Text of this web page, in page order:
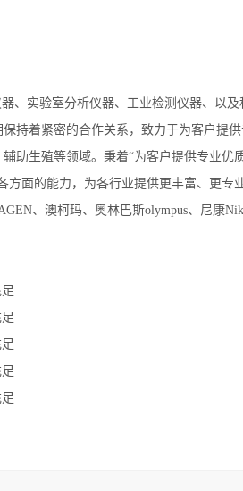
、实验室分析仪器、工业检测仪器、以及
持着紧密的合作关系，致力于为客户提
助生殖等领域。秉着“为客户提供专业优
方面的能力，为各行业提供更丰富、更专
、澳柯玛、奥林巴斯olympus、尼康